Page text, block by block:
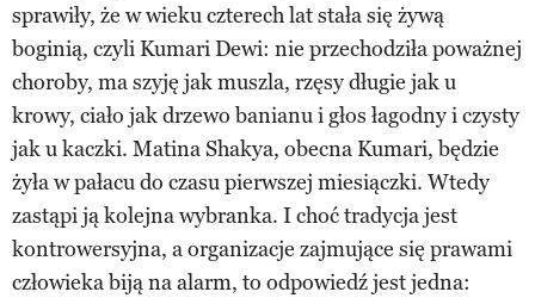
sprawiły, że w wieku czterech lat stała się żywą
boginią, czyli Kumari Dewi: nie przechodziła poważnej
choroby, ma szyję jak muszla, rzęsy długie jak u
krowy, ciało jak drzewo banianu i głos łagodny i czysty
jak u kaczki. Matina Shakya, obecna Kumari, będzie
żyła w pałacu do czasu pierwszej miesiączki. Wtedy
zastąpi ją kolejna wybranka. I choć tradycja jest
kontrowersyjna, a organizacje zajmujące się prawami
człowieka biją na alarm, to odpowiedź jest jedna: